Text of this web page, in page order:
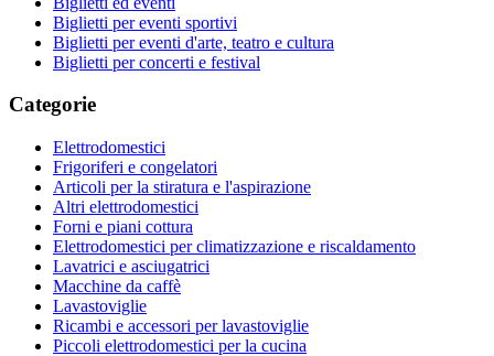
Biglietti per eventi sportivi
Biglietti per eventi d'arte, teatro e cultura
Biglietti per concerti e festival
Categorie
Elettrodomestici
Frigoriferi e congelatori
Articoli per la stiratura e l'aspirazione
Altri elettrodomestici
Forni e piani cottura
Elettrodomestici per climatizzazione e riscaldamento
Lavatrici e asciugatrici
Macchine da caffè
Lavastoviglie
Ricambi e accessori per lavastoviglie
Piccoli elettrodomestici per la cucina